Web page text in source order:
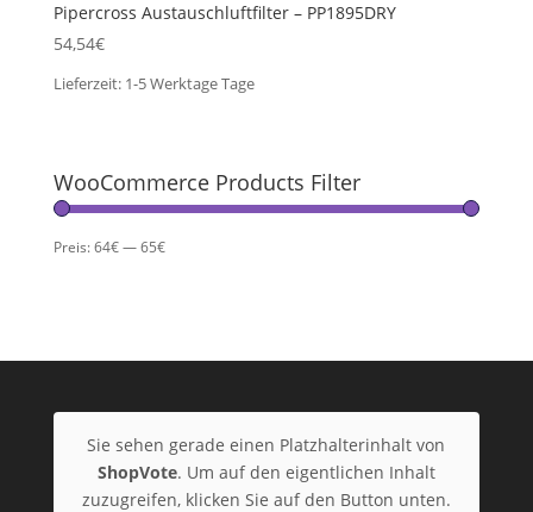
Pipercross Austauschluftfilter – PP1895DRY
54,54€
Lieferzeit: 1-5 WerktageTage
WooCommerce Products Filter
Preis:64€—65€
Sie sehen gerade einen Platzhalterinhalt von
ShopVote. Um auf den eigentlichen Inhalt
zuzugreifen, klicken Sie auf den Button unten.